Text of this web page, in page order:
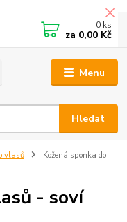
Menu
Hledat
0 ks
za 0,00 Kč
vlasů
Kožená sponka do
- soví